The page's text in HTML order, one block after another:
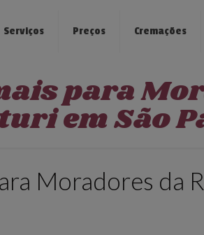
Serviços Preços Cremações
para
em São
Moradores da